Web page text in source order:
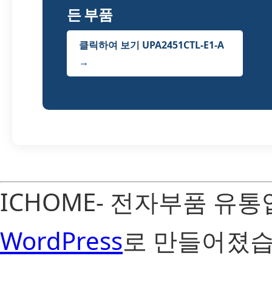
든 부품
클릭하여 보기 UPA2451CTL-E1-A
→
ICHOME- 전자부품 유
WordPress로 만들어졌